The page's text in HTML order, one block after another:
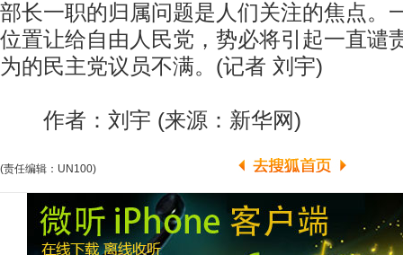
部长一职的归属问题是人们关注的焦点。
位置让给自由人民党，势必将引起一直谴
为的民主党议员不满。(记者 刘宇)
作者：刘宇 (来源：新华网)
(责任编辑：UN100)